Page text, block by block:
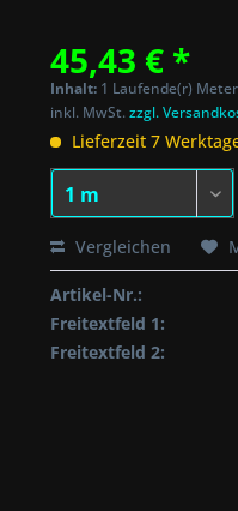
45,43 € *
Inhalt: 1 Laufende(r)
inkl. MwSt.zzgl.
Lieferzeit 7
Vergleichen
Artikel-Nr.:
Freitextfeld 1:
Freitextfeld 2: